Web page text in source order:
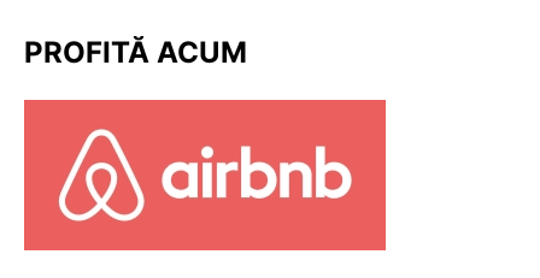
PROFITĂ ACUM